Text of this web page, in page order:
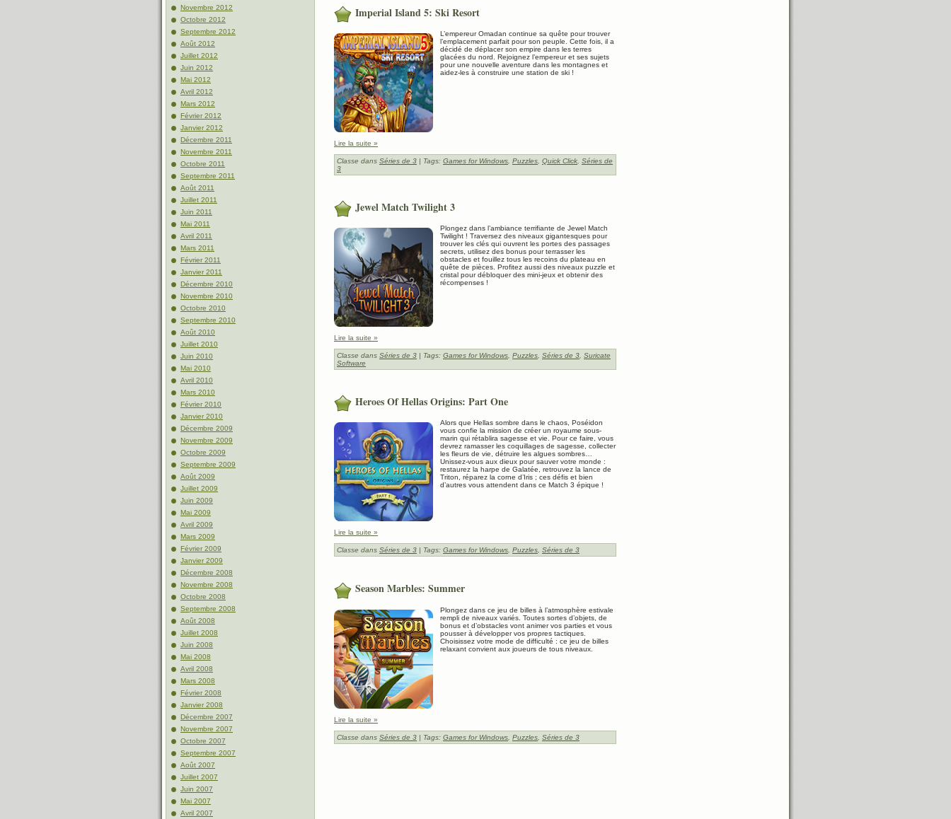
Novembre 2012
Octobre 2012
Septembre 2012
Août 2012
Juillet 2012
Juin 2012
Mai 2012
Avril 2012
Mars 2012
Février 2012
Janvier 2012
Décembre 2011
Novembre 2011
Octobre 2011
Septembre 2011
Août 2011
Juillet 2011
Juin 2011
Mai 2011
Avril 2011
Mars 2011
Février 2011
Janvier 2011
Décembre 2010
Novembre 2010
Octobre 2010
Septembre 2010
Août 2010
Juillet 2010
Juin 2010
Mai 2010
Avril 2010
Mars 2010
Février 2010
Janvier 2010
Décembre 2009
Novembre 2009
Octobre 2009
Septembre 2009
Août 2009
Juillet 2009
Juin 2009
Mai 2009
Avril 2009
Mars 2009
Février 2009
Janvier 2009
Décembre 2008
Novembre 2008
Octobre 2008
Septembre 2008
Août 2008
Juillet 2008
Juin 2008
Mai 2008
Avril 2008
Mars 2008
Février 2008
Janvier 2008
Décembre 2007
Novembre 2007
Octobre 2007
Septembre 2007
Août 2007
Juillet 2007
Juin 2007
Mai 2007
Avril 2007
Imperial Island 5: Ski Resort
L’empereur Omadan continue sa quête pour trouver
l’emplacement parfait pour son peuple. Cette fois, il a
décidé de déplacer son empire dans les terres
glacées du nord. Rejoignez l’empereur et ses sujets
pour une nouvelle aventure dans les montagnes et
aidez-les à construire une station de ski !
Lire la suite »
Classe dans Séries de 3 | Tags: Games for Windows Puzzles Quick Click Séries de
3
Jewel Match Twilight 3
Plongez dans l’ambiance terrifiante de Jewel Match
Twilight ! Traversez des niveaux gigantesques pour
trouver les clés qui ouvrent les portes des passages
secrets, utilisez des bonus pour terrasser les
obstacles et fouillez tous les recoins du plateau en
quête de pièces. Profitez aussi des niveaux puzzle et
cristal pour débloquer des mini-jeux et obtenir des
récompenses !
Lire la suite »
Classe dans Séries de 3 | Tags: Games for Windows Puzzles Séries de 3 Suricate
Software
Heroes Of Hellas Origins: Part One
Alors que Hellas sombre dans le chaos, Poséidon
vous confie la mission de créer un royaume sous-
marin qui rétablira sagesse et vie. Pour ce faire, vous
devrez ramasser les coquillages de sagesse, collecter
les fleurs de vie, détruire les algues sombres…
Unissez-vous aux dieux pour sauver votre monde :
restaurez la harpe de Galatée, retrouvez la lance de
Triton, réparez la corne d’Iris ; ces défis et bien
d’autres vous attendent dans ce Match 3 épique !
Lire la suite »
Classe dans Séries de 3 | Tags: Games for Windows, Puzzles, Séries de 3
Season Marbles: Summer
Plongez dans ce jeu de billes à l’atmosphère estivale
rempli de niveaux variés. Toutes sortes d’objets, de
bonus et d’obstacles vont animer vos parties et vous
pousser à développer vos propres tactiques.
Choisissez votre mode de difficulté : ce jeu de billes
relaxant convient aux joueurs de tous niveaux.
Lire la suite »
Classe dans Séries de 3 | Tags: Games for Windows Puzzles Séries de 3